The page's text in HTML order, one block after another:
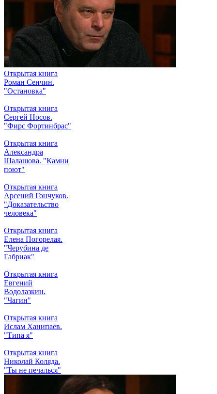
Открытая книга
Роман Сенчин.
"Остановка"
Открытая книга
Сергей Носов.
"Фирс Фортинбрас"
Открытая книга
Александра
Шалашова. "Камни
поют"
Открытая книга
Арсений Гончуков.
"Доказательство
человека"
Открытая книга
Елена Погорелая.
"Черубина де
Габриак"
Открытая книга
Евгений
Водолазкин.
"Чагин"
Открытая книга
Ислам Ханипаев.
"Типа я"
Открытая книга
Николай Коляда.
"Ты не печалься"